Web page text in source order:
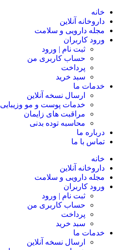
خانه
داروخانه آنلاین
مجله دارویی و سلامت
ورود کاربران
ثبت نام | ورود
حساب کاربری من
پرداخت
سبد خرید
خدمات ما
ارسال نسخه آنلاین
خدمات پوست و مو وزیبایی
مراقبت های زایمان
محاسبه توده بدنی
درباره ما
تماس با ما
خانه
داروخانه آنلاین
مجله دارویی و سلامت
ورود کاربران
ثبت نام | ورود
حساب کاربری من
پرداخت
سبد خرید
خدمات ما
ارسال نسخه آنلاین